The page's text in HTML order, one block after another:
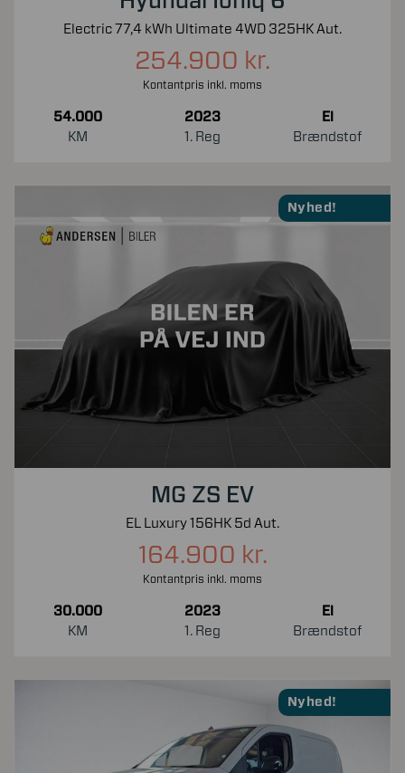
Electric 77,4 kWh Ultimate 4WD 325HK Aut.
254.900 kr.
Kontantpris inkl. moms
54.000
KM
2023
1. Reg
El
Brændstof
Nyhed!
MG ZS EV
EL Luxury 156HK 5d Aut.
164.900 kr.
Kontantpris inkl. moms
30.000
KM
2023
1. Reg
El
Brændstof
Nyhed!